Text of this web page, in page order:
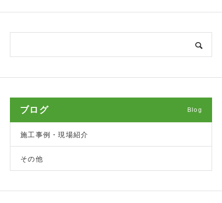
ブログ Blog
施工事例・現場紹介
その他